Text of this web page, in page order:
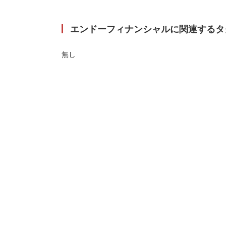
エンドーフィナンシャルに関連する
無し